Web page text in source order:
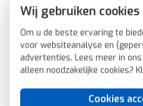
Wij gebruiken cookies
Om u de beste ervaring te
voor websiteanalyse en
advertenties. Lees meer in ons
alleen noodzakelijke cookies?
Cookies
Geschikt voor
Geschikt voor bussysteem-
Aftastsymbool / barrièrevrij: Nee
Antibacteriële behandeling: Nee
Berker wip met pijlsymbolen Q1/
EAN: 4011334446934